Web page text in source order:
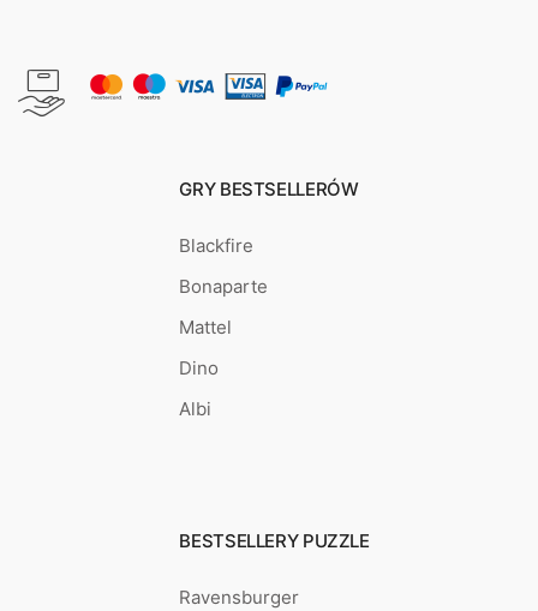
GRY BESTSELLERÓW
Blackfire
Bonaparte
Mattel
Dino
Albi
BESTSELLERY PUZZLE
Ravensburger